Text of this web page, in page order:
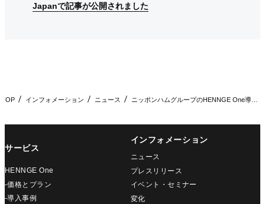
Japanで記事が公開されました
Japanで記事が公開されました
Japanで記事が公開されました
TOP インフォメーション ニュース
サービス
HENNGE One
-価格とプラン
-導入事例
インフォメーション
ニュース
プレスリリース
イベント・セミナー
変化